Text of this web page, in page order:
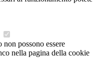
possono essere
nella pagina della cookie